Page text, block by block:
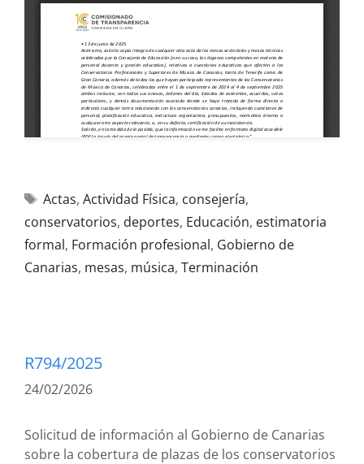
Actas, Actividad Física, consejería,
conservatorios, deportes, Educación, estimatoria
formal, Formación profesional, Gobierno de
Canarias, mesas, música, Terminación
R794/2025
24/02/2026
Solicitud de información al Gobierno de Canarias
sobre la cobertura de plazas de los conservatorios